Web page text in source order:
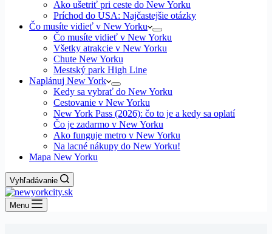
Ako ušetriť pri ceste do New Yorku
Príchod do USA: Najčastejšie otázky
Čo musíte vidieť v New Yorku
Čo musíte vidieť v New Yorku
Všetky atrakcie v New Yorku
Chute New Yorku
Mestský park High Line
Naplánuj New York
Kedy sa vybrať do New Yorku
Cestovanie v New Yorku
New York Pass (2026): čo to je a kedy sa oplatí
Čo je zadarmo v New Yorku
Ako funguje metro v New Yorku
Na lacné nákupy do New Yorku!
Mapa New Yorku
Vyhľadávanie
Menu